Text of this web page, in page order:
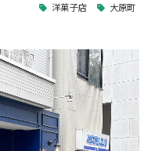
洋菓子店 大原町